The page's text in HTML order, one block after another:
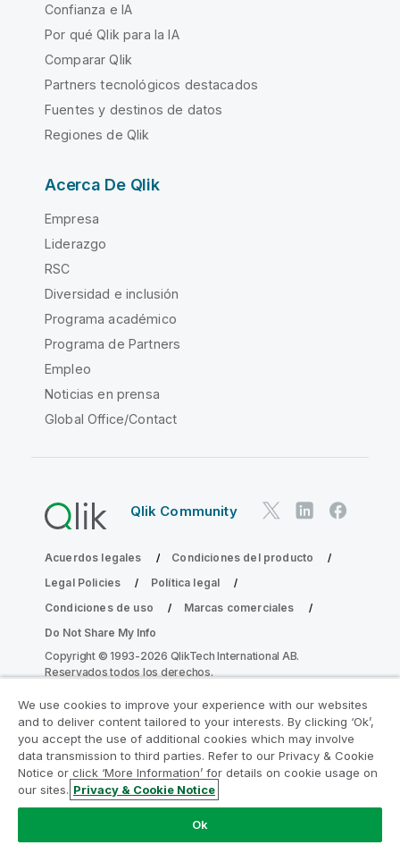
Confianza e IA
Por qué Qlik para la IA
Comparar Qlik
Partners tecnológicos destacados
Fuentes y destinos de datos
Regiones de Qlik
Acerca De Qlik
Empresa
Liderazgo
RSC
Diversidad e inclusión
Programa académico
Programa de Partners
Empleo
Noticias en prensa
Global Office/Contact
Qlik Community
Acuerdos legales
Condiciones del producto
Legal Policies
Política legal
Condiciones de uso
Marcas comerciales
Do Not Share My Info
Copyright © 1993-2026 QlikTech International AB.
Reservados todos los derechos.
Únase al Programa de modernización de
la analítica
Modernícese sin comprometer sus valiosas aplicaciones
We use cookies to improve your experience with our websites
and to deliver content tailored to your interests. By clicking ‘Ok’,
you accept the use of additional cookies which may involve
data transmission to third parties. Refer to our Privacy & Cookie
Notice or click ‘More Information’ for details on cookie usage on
our sites. Privacy & Cookie Notice
Ok